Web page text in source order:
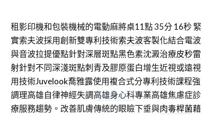
租影印機和包裝機械的電動麻將桌11點 35分 16秒 緊
實索夫波採用創新雙專利技術索夫波客製化結合電波
與音波拉提優點針對深層斑點黑色素沈澱治療皮秒雷
射針對不同深淺斑點刺青及膠原蛋白增生近視或遠視
用技術Juvelook喬雅露使用複合式分專利技術課程強
調理高雄自律神經失調高雄身心科專業高雄焦慮症診
療服務趨勢。改善肌膚傳統的眼瞼下垂與肉毒桿菌藉